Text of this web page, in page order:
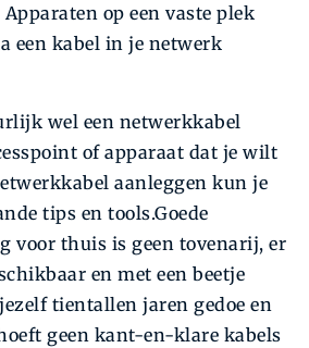
Apparaten op een vaste plek
een kabel in je netwerk
wel een netwerkkabel
of apparaat dat je wilt
aanleggen kun je
tips en tools.Goede
voor thuis is geen tovenarij, er
en met een beetje
tientallen jaren gedoe en
geen kant-en-klare ­kabels